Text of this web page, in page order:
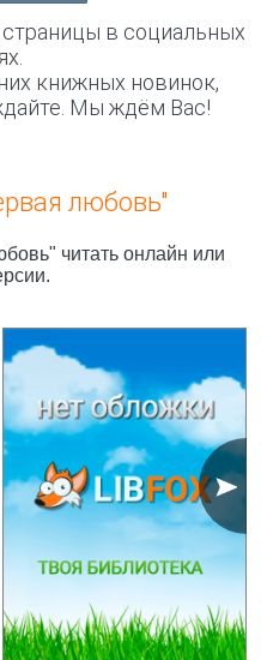
в социальных
книжных новинок,
Мы ждём Вас!
любовь"
читать онлайн или